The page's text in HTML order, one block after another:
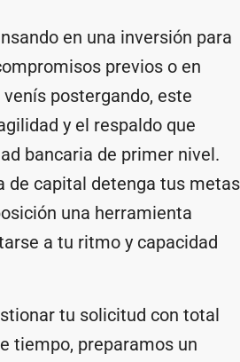
en una inversión para
previos o en
postergando, este
y el respaldo que
bancaria de primer nivel.
de capital detenga tus metas
una herramienta
a tu ritmo y capacidad
tu solicitud con total
tiempo, preparamos un